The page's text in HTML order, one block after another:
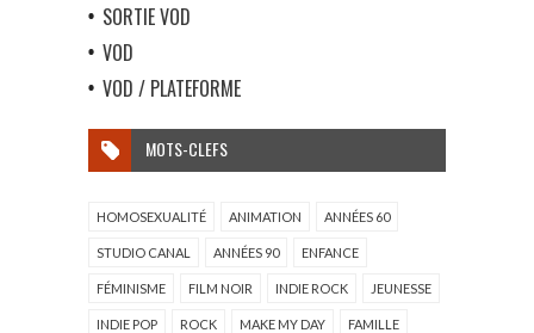
SORTIE VOD
VOD
VOD / PLATEFORME
MOTS-CLEFS
HOMOSEXUALITÉ ANIMATION ANNÉES 60
STUDIO CANAL ANNÉES 90 ENFANCE
FÉMINISME FILM NOIR INDIE ROCK JEUNESSE
INDIE POP ROCK MAKE MY DAY FAMILLE